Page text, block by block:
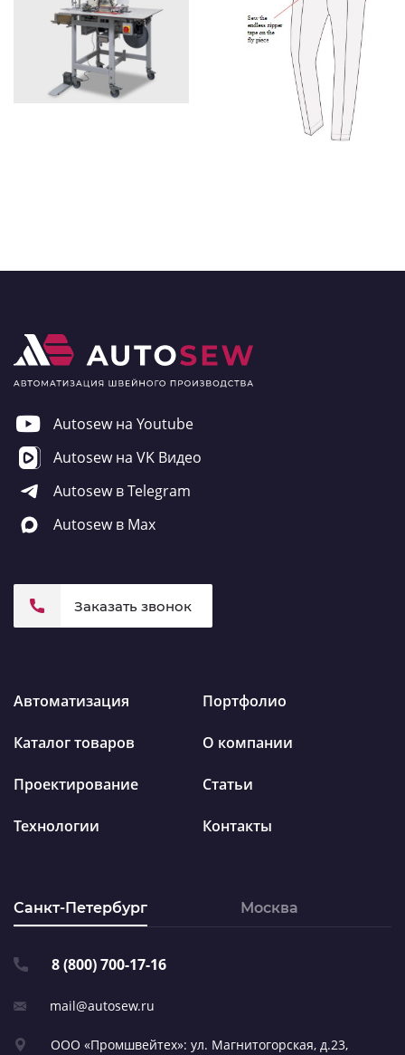
Autosew на Youtube
Autosew на VK Видео
Autosew в Telegram
Autosew в Max
Автоматизация
Каталог товаров
Проектирование
Технологии
Портфолио
О компании
Статьи
Контакты
Санкт-Петербург Москва
8 (800) 700-17-16
mail@autosew.ru
ООО «Промшвейтех»: ул. Магнитогорская, д.23,
Заказать звонок